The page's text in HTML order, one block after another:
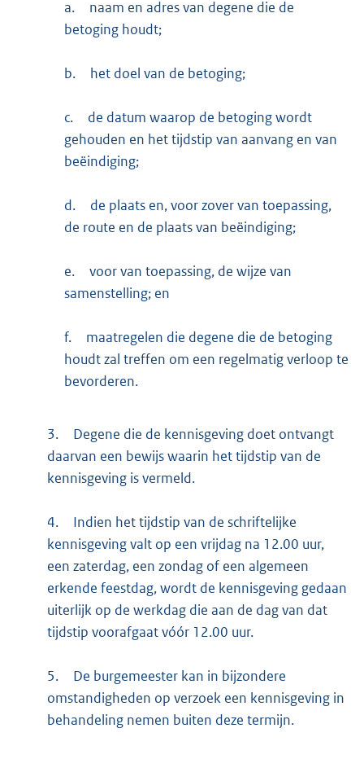
a.
naam en adres van degene die de
betoging houdt;
b. het doel van de betoging;
c.
de datum waarop de betoging wordt
gehouden en het tijdstip van aanvang en van
beëindiging;
d.
de plaats en, voor zover van toepassing,
de route en de plaats van beëindiging;
e.
voor van toepassing, de wijze van
samenstelling; en
f.
maatregelen die degene die de betoging
houdt zal treffen om een regelmatig verloop te
bevorderen.
3.
Degene die de kennisgeving doet ontvangt
daarvan een bewijs waarin het tijdstip van de
kennisgeving is vermeld.
4.
Indien het tijdstip van de schriftelijke
kennisgeving valt op een vrijdag na 12.00 uur,
een zaterdag, een zondag of een algemeen
erkende feestdag, wordt de kennisgeving gedaan
uiterlijk op de werkdag die aan de dag van dat
tijdstip voorafgaat vóór 12.00 uur.
5.
De burgemeester kan in bijzondere
omstandigheden op verzoek een kennisgeving in
behandeling nemen buiten deze termijn.